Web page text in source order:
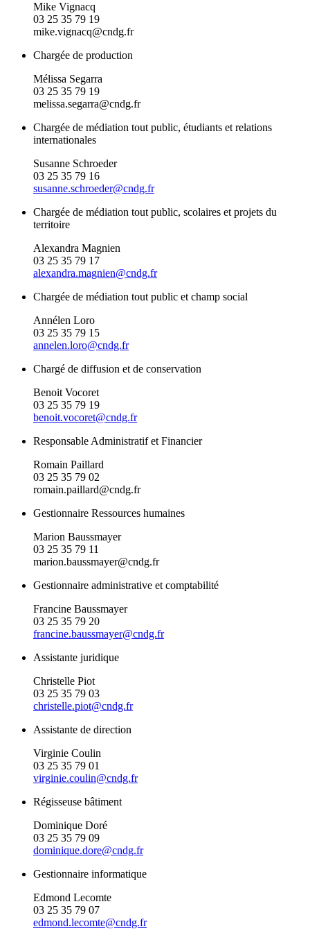
Mike Vignacq
03 25 35 79 19
mike.vignacq@cndg.fr
Chargée de production
Mélissa Segarra
03 25 35 79 19
melissa.segarra@cndg.fr
Chargée de médiation tout public, étudiants et relations
internationales
Susanne Schroeder
03 25 35 79 16
susanne.schroeder@cndg.fr
Chargée de médiation tout public, scolaires et projets du
territoire
Alexandra Magnien
03 25 35 79 17
alexandra.magnien@cndg.fr
Chargée de médiation tout public et champ social
Annélen Loro
03 25 35 79 15
annelen.loro@cndg.fr
Chargé de diffusion et de conservation
Benoit Vocoret
03 25 35 79 19
benoit.vocoret@cndg.fr
Responsable Administratif et Financier
Romain Paillard
03 25 35 79 02
romain.paillard@cndg.fr
Gestionnaire Ressources humaines
Marion Baussmayer
03 25 35 79 11
marion.baussmayer@cndg.fr
Gestionnaire administrative et comptabilité
Francine Baussmayer
03 25 35 79 20
francine.baussmayer@cndg.fr
Assistante juridique
Christelle Piot
03 25 35 79 03
christelle.piot@cndg.fr
Assistante de direction
Virginie Coulin
03 25 35 79 01
virginie.coulin@cndg.fr
Régisseuse bâtiment
Dominique Doré
03 25 35 79 09
dominique.dore@cndg.fr
Gestionnaire informatique
Edmond Lecomte
03 25 35 79 07
edmond.lecomte@cndg.fr